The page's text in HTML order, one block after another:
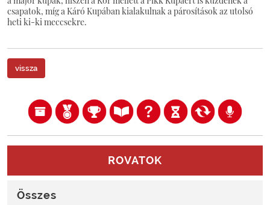
csapatok, míg a Káró Kupában kialakulnak a párosítások az utolsó
heti ki-ki meccsekre.
vissza
ROVATOK
Összes